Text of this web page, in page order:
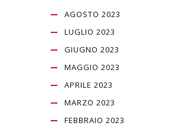
AGOSTO 2023
LUGLIO 2023
GIUGNO 2023
MAGGIO 2023
APRILE 2023
MARZO 2023
FEBBRAIO 2023